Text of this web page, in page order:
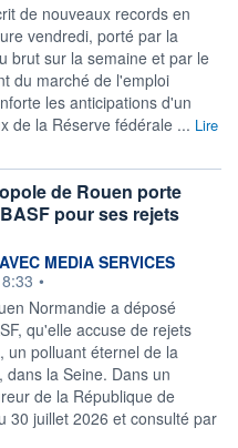
de nouveaux records en
vendredi, porté par la
brut sur la semaine et par le
du marché de l'emploi
les anticipations d'un
de la Réserve fédérale ... Lire
de Rouen porte
pour ses rejets
par MEDIA SERVICES
•
Normandie a déposé
qu'elle accuse de rejets
un polluant éternel de la
dans la Seine. Dans un
de la République de
30 juillet 2026 et consulté par